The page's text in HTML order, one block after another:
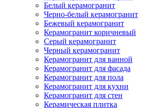
Белый керамогранит
Черно-белый керамогранит
Бежевый керамогранит
Керамогранит коричневый
Серый керамогранит
Черный керамогранит
Керамогранит для ванной
Керамогранит для фасада
Керамогранит для пола
Керамогранит для кухни
Керамогранит для стен
Керамическая плитка